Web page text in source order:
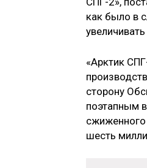
как было в
«Арктик
сторону
поэтапным
сжиженного
шесть